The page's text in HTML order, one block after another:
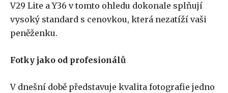
V29 Lite a Y36 v tomto ohledu dokonale splňují
vysoký standard s cenovkou, která nezatíží vaši
peněženku.
Fotky jako od profesionálů
V dnešní době představuje kvalita fotografie jedno